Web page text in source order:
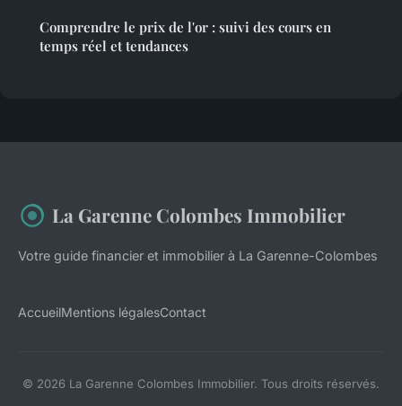
Comprendre le prix de l'or : suivi des cours en
temps réel et tendances
La Garenne Colombes Immobilier
Votre guide financier et immobilier à La Garenne-Colombes
AccueilMentions légalesContact
© 2026 La Garenne Colombes Immobilier. Tous droits réservés.